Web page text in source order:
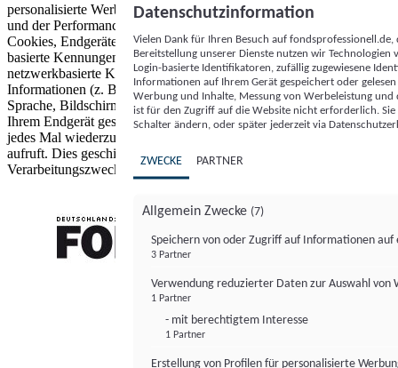
personalisierte Werbung und Inhalte, Messung von Werbeleistung
und der Performance von Inhalten sowie Zielgruppenforschung.
Cookies, Endgeräte- oder ähnliche Online-Kennungen (z. B. login-
basierte Kennungen, zufällig generierte Kennungen,
netzwerkbasierte Kennungen) können zusammen mit anderen
Informationen (z. B. Browsertyp und Browserinformationen,
Sprache, Bildschirmgröße, unterstützte Technologien usw.) auf
Ihrem Endgerät gespeichert oder von dort ausgelesen werden, um es
jedes Mal wiederzuerkennen, wenn es eine App oder einer Webseite
aufruft. Dies geschieht für einen oder mehrere der hier aufgeführten
Verarbeitungszwecke.
Datenschutzinformation
Vielen Dank für Ihren Besuch auf
Bereitstellung unserer Dienste nutzen wir Technologien
Login-basierte Identifikatoren, zufällig zugewiesene
Informationen auf Ihrem Gerät gespeichert oder
Werbung und Inhalte, Messung von Werbeleistung
ist für den Zugriff auf die Website nicht erforderlich.
Schalter ändern, oder später jederzeit via
ZWECKE PARTNER
Allgemein Zwecke (7)
Speichern von oder Zugriff auf Informationen auf
3 Partner
Verwendung reduzierter Daten zur Auswahl von
1 Partner
- mit berechtigtem Interesse
1 Partner
Erstellung von Profilen für personalisierte
FONDS professionell